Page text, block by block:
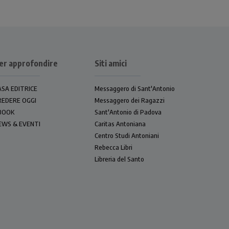
approfondire
EDITRICE
OGGI
& EVENTI
Siti amici
Messaggero di Sant'Antonio
Messaggero dei Ragazzi
Sant'Antonio di Padova
Caritas Antoniana
Centro Studi Antoniani
Rebecca Libri
Libreria del Santo